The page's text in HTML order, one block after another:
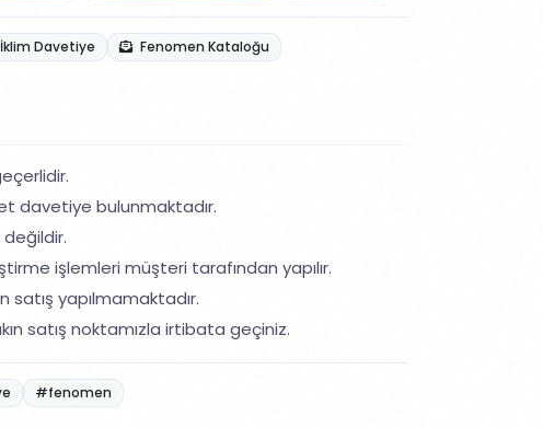
İklim Davetiye
Fenomen Kataloğu
davetiye bulunmaktadır.
işlemleri müşteri tarafından yapılır.
yapılmamaktadır.
satış noktamızla irtibata geçiniz.
#fenomen